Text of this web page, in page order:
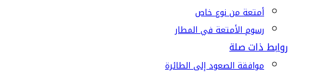
أمتعة من نوع خاص
رسوم الأمتعة في المطار
روابط ذات صلة
موافقة الصعود إلى الطائرة